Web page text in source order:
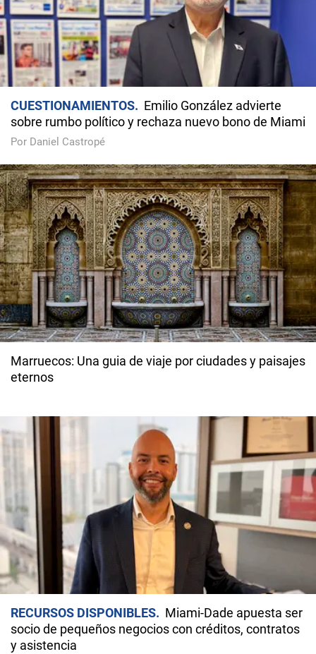
CUESTIONAMIENTOS
Emilio González advierte
sobre rumbo político y rechaza nuevo bono de Miami
Por Daniel Castropé
Marruecos: Una guia de viaje por ciudades y paisajes
eternos
RECURSOS DISPONIBLES
Miami-Dade apuesta ser
socio de pequeños negocios con créditos, contratos
y asistencia